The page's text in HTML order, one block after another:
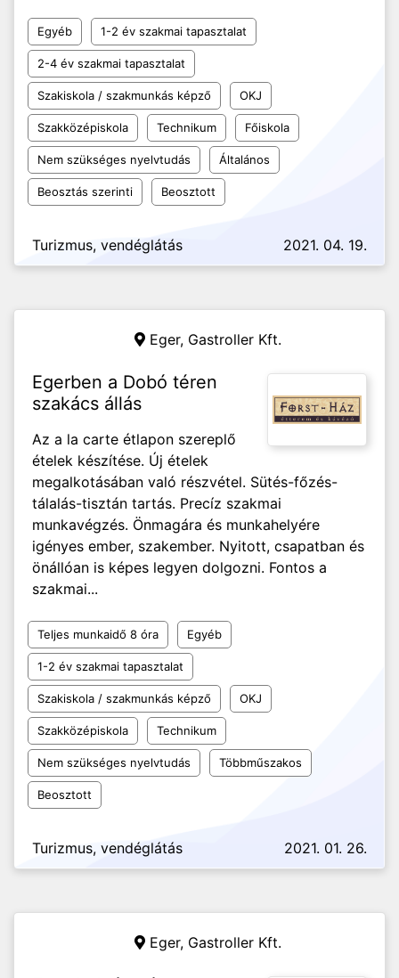
Egyéb 1-2 év szakmai tapasztalat
2-4 év szakmai tapasztalat
Szakiskola / szakmunkás képző OKJ
Szakközépiskola Technikum Főiskola
Nem szükséges nyelvtudás Általános
Beosztás szerinti Beosztott
Turizmus, vendéglátás 2021. 04. 19.
Eger, Gastroller Kft.
Egerben a Dobó téren
szakács állás
Az a la carte étlapon szereplő
ételek készítése. Új ételek
megalkotásában való részvétel. Sütés-főzés-
tálalás-tisztán tartás. Precíz szakmai
munkavégzés. Önmagára és munkahelyére
igényes ember, szakember. Nyitott, csapatban és
önállóan is képes legyen dolgozni. Fontos a
szakmai...
Teljes munkaidő 8 óra Egyéb
1-2 év szakmai tapasztalat
Szakiskola / szakmunkás képző OKJ
Szakközépiskola Technikum
Nem szükséges nyelvtudás Többműszakos
Beosztott
Turizmus, vendéglátás 2021. 01. 26.
Eger, Gastroller Kft.